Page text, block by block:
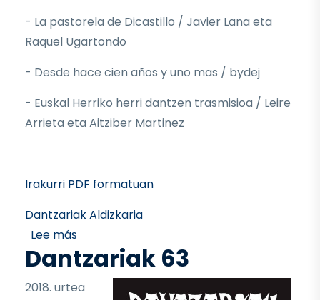
- La pastorela de Dicastillo / Javier Lana eta
Raquel Ugartondo
- Desde hace cien años y uno mas / bydej
- Euskal Herriko herri dantzen trasmisioa / Leire
Arrieta eta Aitziber Martinez
Irakurri PDF formatuan
Dantzariak Aldizkaria
Lee mássobre Dantzariak 64
Dantzariak 63
2018. urtea